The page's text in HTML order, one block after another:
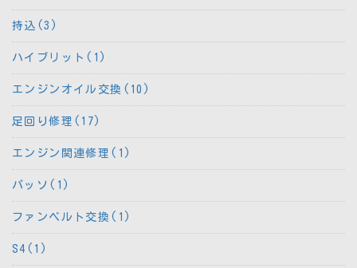
持込(3)
ハイブリット(1)
エンジンオイル交換(10)
足回り修理(17)
エンジン関連修理(1)
パッソ(1)
ファンベルト交換(1)
S4(1)